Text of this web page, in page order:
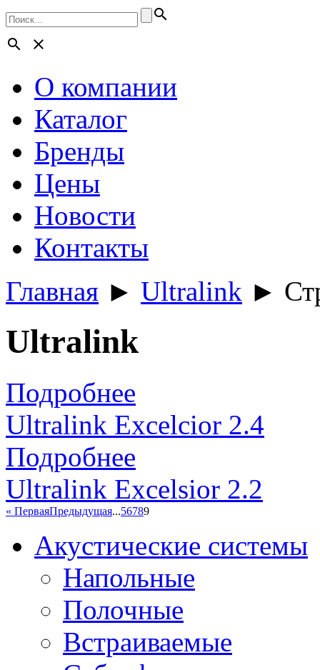
search
search
close
О компании
Каталог
Бренды
Цены
Новости
Контакты
Главная ► Ultralink ►
Ultralink
Подробнее
Ultralink Excelcior 2.4
Подробнее
Ultralink Excelsior 2.2
« ПерваяПредыдущая...56789
Акустические системы
Напольные
Полочные
Встраиваемые